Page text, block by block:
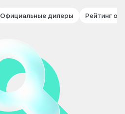
Официальные дилеры Рейтинг